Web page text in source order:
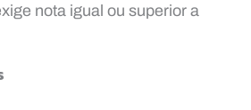
nota igual ou superior a